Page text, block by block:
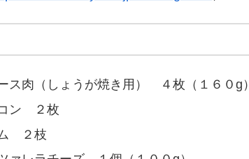
ス肉（しょうが焼き用） ４枚（１６０g）
ン ２枚
２枝